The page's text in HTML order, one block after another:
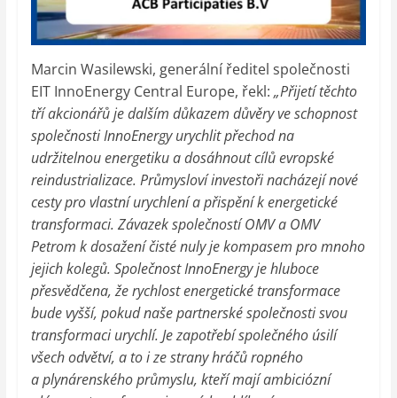
Marcin Wasilewski, generální ředitel společnosti
EIT InnoEnergy Central Europe, řekl: „Přijetí těchto
tří akcionářů je dalším důkazem důvěry ve schopnost
společnosti InnoEnergy urychlit přechod na
udržitelnou energetiku a dosáhnout cílů evropské
reindustrializace. Průmysloví investoři nacházejí nové
cesty pro vlastní urychlení a přispění k energetické
transformaci. Závazek společností OMV a OMV
Petrom k dosažení čisté nuly je kompasem pro mnoho
jejich kolegů. Společnost InnoEnergy je hluboce
přesvědčena, že rychlost energetické transformace
bude vyšší, pokud naše partnerské společnosti svou
transformaci urychlí. Je zapotřebí společného úsilí
všech odvětví, a to i ze strany hráčů ropného
a plynárenského průmyslu, kteří mají ambiciózní